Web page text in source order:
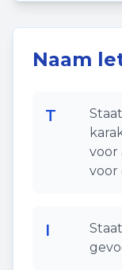
Naam
T
voor
voor
I